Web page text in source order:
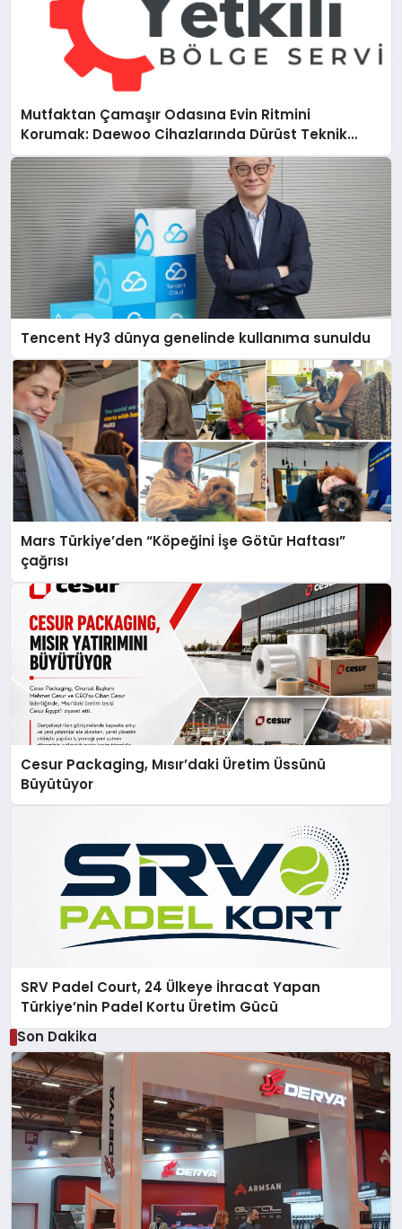
Mutfaktan Çamaşır Odasına Evin Ritmini
Korumak: Daewoo Cihazlarında Dürüst Teknik
Destek Deneyimi
Tencent Hy3 dünya genelinde kullanıma sunuldu
Mars Türkiye’den “Köpeğini İşe Götür Haftası”
çağrısı
Cesur Packaging, Mısır’daki Üretim Üssünü
Büyütüyor
SRV Padel Court, 24 Ülkeye İhracat Yapan
Türkiye’nin Padel Kortu Üretim Gücü
Son Dakika